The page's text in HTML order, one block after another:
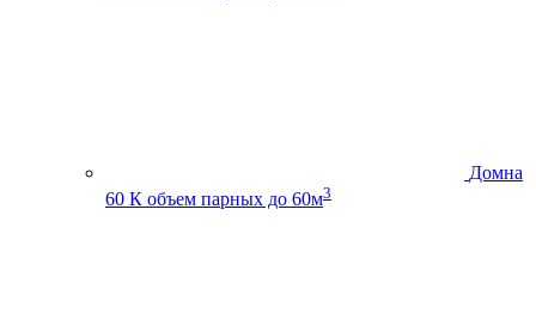
Домна
60 К объем парных до 60м3